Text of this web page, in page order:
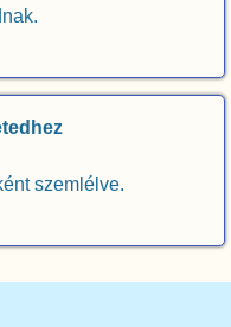
szemlélve.